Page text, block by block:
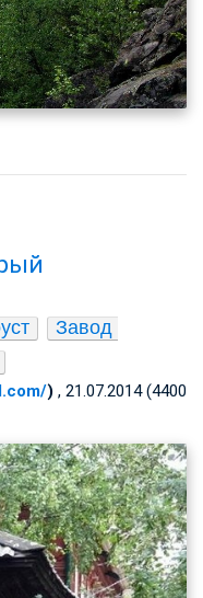
Завод
) , 21.07.2014 (4400